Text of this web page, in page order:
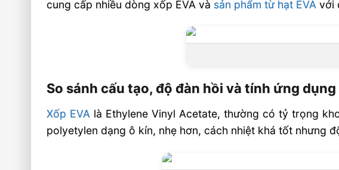
Xốp EVA có bền hơn xốp PE không?
Xốp PU có mềm hơn xốp EVA không?
Xốp cao su có phải lựa chọn tốt nhất cho chống rung
🏭 Sản xuất và phân phối toàn quốc
🎯 Liên hệ mua hàng
cung cấp nhiều dòng xốp EVA và sản phẩm từ hạt EVA với
So sánh cấu tạo, độ đàn hồi và tính ứng dụng
Xốp EVA là Ethylene Vinyl Acetate, thường có tỷ trọng
polyetylen dạng ô kín, nhẹ hơn, cách nhiệt khá tốt nhưng